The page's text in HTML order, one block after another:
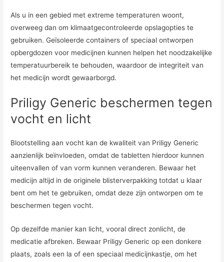
Als u in een gebied met extreme temperaturen woont,
overweeg dan om klimaatgecontroleerde opslagopties te
gebruiken. Geïsoleerde containers of speciaal ontworpen
opbergdozen voor medicijnen kunnen helpen het noodzakelijke
temperatuurbereik te behouden, waardoor de integriteit van
het medicijn wordt gewaarborgd.
Priligy Generic beschermen tegen
vocht en licht
Blootstelling aan vocht kan de kwaliteit van Priligy Generic
aanzienlijk beïnvloeden, omdat de tabletten hierdoor kunnen
uiteenvallen of van vorm kunnen veranderen. Bewaar het
medicijn altijd in de originele blisterverpakking totdat u klaar
bent om het te gebruiken, omdat deze zijn ontworpen om te
beschermen tegen vocht.
Op dezelfde manier kan licht, vooral direct zonlicht, de
medicatie afbreken. Bewaar Priligy Generic op een donkere
plaats, zoals een la of een speciaal medicijnkastje, om het